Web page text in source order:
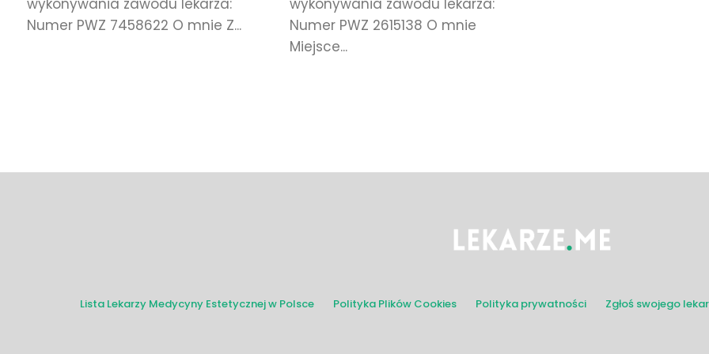
Nasze
Kontakt
z
wykonywania zawodu lekarza:
Numer PWZ 7458622 O mnie Z...
wykonywania zawodu lekarza:
Numer PWZ 2615138 O mnie
Miejsce...
Lista Lekarzy Medycyny Estetycznej w Polsce Polityka Plików Cookies Polityka prywatności Zgłoś swojego